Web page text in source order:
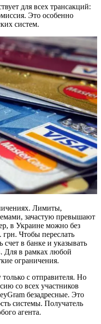
для всех трансакций:
Это особенно
систем.
Лимиты,
зачастую превышают
в Украине можно без
грн. Чтобы переслать
в банке и указывать
Для в рамках любой
ограничения.
только с отправителя. Но
со всех участников
безадресные. Это
системы. Получатель
агента.